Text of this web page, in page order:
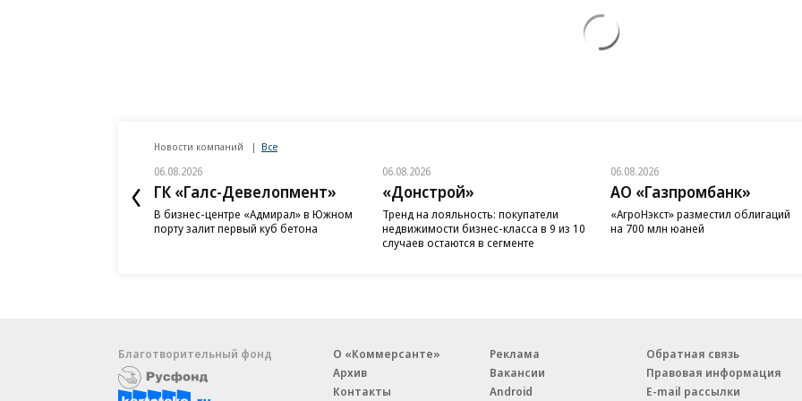
Новости компаний Все
06.08.2026
ГК «Галс-Девелопмент»
В бизнес-центре «Адмирал» в Южном
порту залит первый куб бетона
06.08.2026
«Донстрой»
Тренд на лояльность: покупатели
недвижимости бизнес-класса в 9 из 10
случаев остаются в сегменте
06.08.2026
АО «Газпромбанк»
«АгроНэкст» разместил облигаций
на 700 млн юаней
Благотворительный фонд
О «Коммерсанте»
Архив
Контакты
Реклама
Вакансии
Android
Обратная связь
Правовая информация
E-mail рассылки